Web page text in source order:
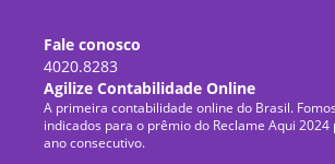
Fale conosco
4020.8283
Agilize Contabilidade Online
A primeira contabilidade online do Brasil. Fomos
indicados para o prêmio do Reclame Aqui 2024
ano consecutivo.